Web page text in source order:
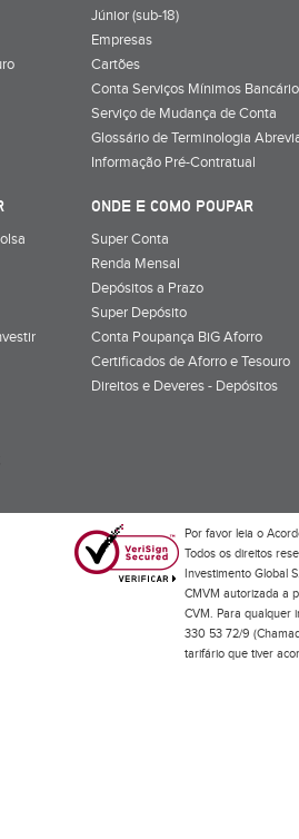
Júnior (sub-18)
Empresas
Cartões
Conta Serviços Mínimos
Serviço de Mudança de Conta
Glossário de Terminologia
Informação Pré-Contratual
ONDE E COMO POUPAR
Super Conta
Renda Mensal
Depósitos a Prazo
Super Depósito
Conta Poupança BiG Aforro
Certificados de Aforro e Tesouro
Direitos e Deveres - Depósitos
Por favor leia o
Todos os direitos
Investimento Global
CMVM autorizada a
CVM. Para qualquer
330 53 72/9
tarifário que tiver